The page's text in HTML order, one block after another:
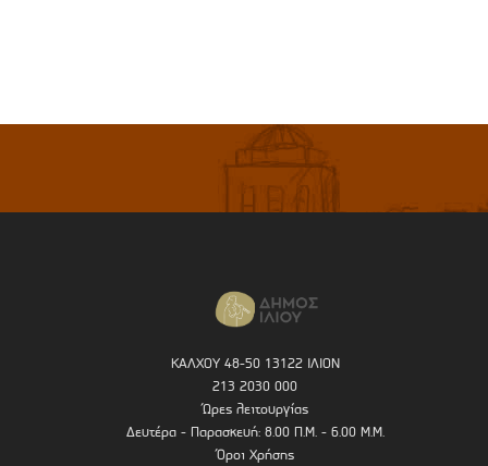
ΚΑΛΧΟΥ 48-50 13122 ΙΛΙΟΝ
213 2030 000
Ώρες λειτουργίας
Δευτέρα - Παρασκευή: 8.00 Π.Μ. - 6.00 Μ.Μ.
Όροι Χρήσης